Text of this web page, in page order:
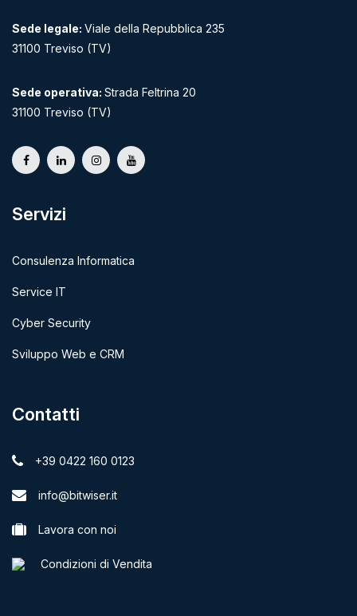
Sede legale: Viale della Repubblica 235
31100 Treviso (TV)
Sede operativa: Strada Feltrina 20
31100 Treviso (TV)
Servizi
Consulenza Informatica
Service IT
Cyber Security
Sviluppo Web e CRM
Contatti
+39 0422 160 0123
info@bitwiser.it
Lavora con noi
Condizioni di Vendita